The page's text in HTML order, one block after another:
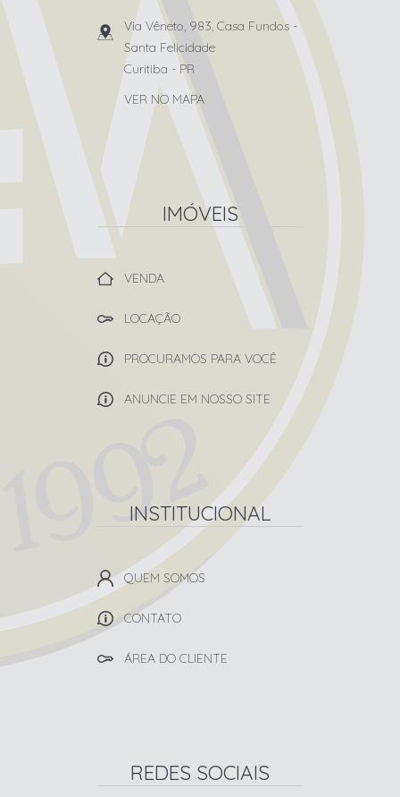
Via Vêneto, 983, Casa Fundos -
Santa Felicidade
Curitiba - PR
VER NO MAPA
IMÓVEIS
VENDA
LOCAÇÃO
PROCURAMOS PARA VOCÊ
ANUNCIE EM NOSSO SITE
INSTITUCIONAL
QUEM SOMOS
CONTATO
ÁREA DO CLIENTE
REDES SOCIAIS